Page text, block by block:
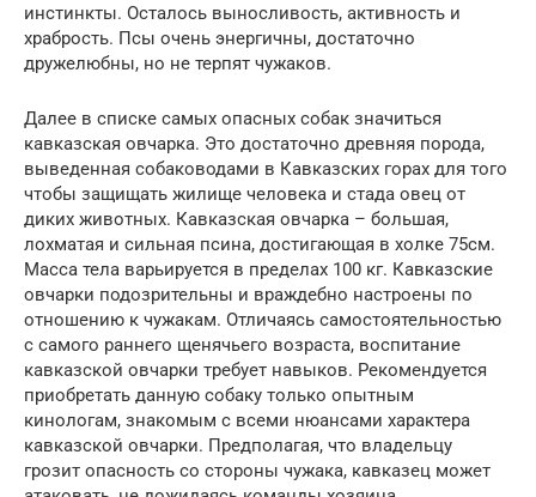
инстинкты. Осталось выносливость, активность и
храбрость. Псы очень энергичны, достаточно
дружелюбны, но не терпят чужаков.
Далее в списке самых опасных собак значиться
кавказская овчарка. Это достаточно древняя порода,
выведенная собаководами в Кавказских горах для того
чтобы защищать жилище человека и стада овец от
диких животных. Кавказская овчарка – большая,
лохматая и сильная псина, достигающая в холке 75см.
Масса тела варьируется в пределах 100 кг. Кавказские
овчарки подозрительны и враждебно настроены по
отношению к чужакам. Отличаясь самостоятельностью
с самого раннего щенячьего возраста, воспитание
кавказской овчарки требует навыков. Рекомендуется
приобретать данную собаку только опытным
кинологам, знакомым с всеми нюансами характера
кавказской овчарки. Предполагая, что владельцу
грозит опасность со стороны чужака, кавказец может